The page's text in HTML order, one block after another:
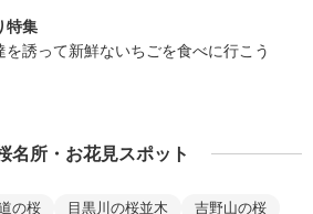
特集
を誘って新鮮ないちごを食べに行こう
名所・お花見スポット
の桜 目黒川の桜並木
吉野山の桜